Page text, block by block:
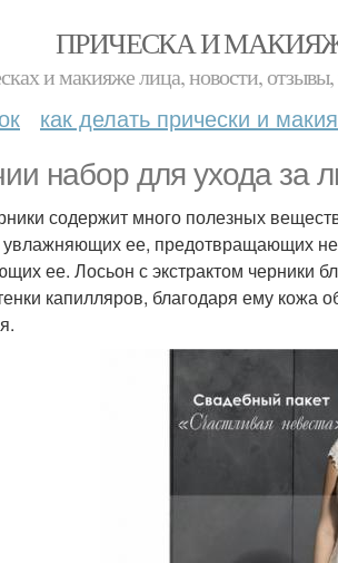
ПРИЧЕСКА И
и макияже лица, новости,
как делать прически и
набор для ухода за
содержит много полезных
ее, предотвращающих
ее. Лосьон с экстрактом черники
капилляров, благодаря ему кожа